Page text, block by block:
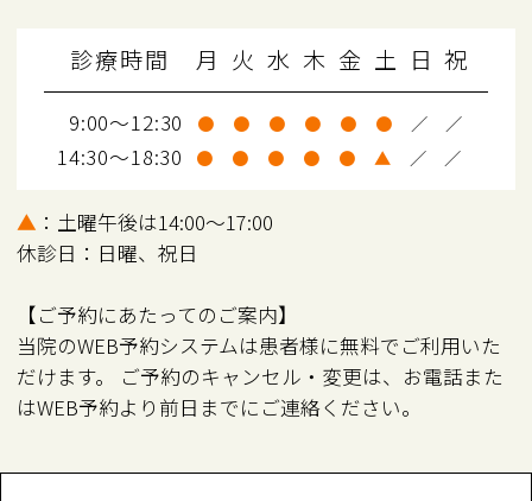
診療時間 月 火 水 木 金 土 日 祝
9:00～12:30 ● ● ● ● ● ● ／ ／
14:30～18:30 ● ● ● ● ● ▲ ／ ／
▲ ：土曜午後は14:00～17:00
休診日：日曜、祝日
【ご予約にあたってのご案内】
当院のWEB予約システムは患者様に無料でご利用いた
だけます。 ご予約のキャンセル・変更は、お電話また
はWEB予約より前日までにご連絡ください。